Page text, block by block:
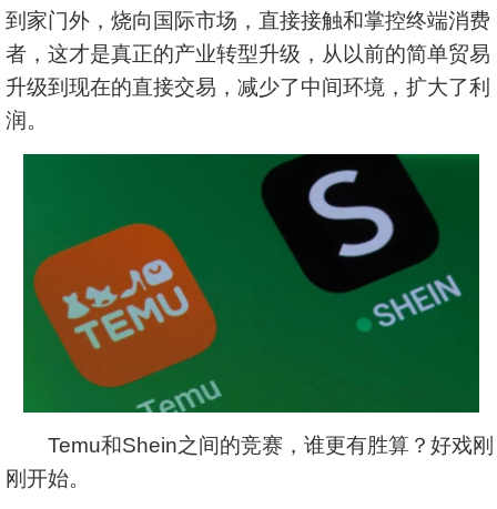
到家门外，烧向国际市场，直接接触和掌控终端消费
者，这才是真正的产业转型升级，从以前的简单贸易
升级到现在的直接交易，减少了中间环境，扩大了利
润。
Temu和Shein之间的竞赛，谁更有胜算？好戏刚
刚开始。